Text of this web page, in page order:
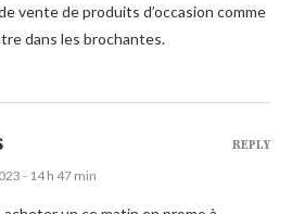
vente de produits d’occasion comme
dans les brochantes.
- 14 h 47 min
REPLY